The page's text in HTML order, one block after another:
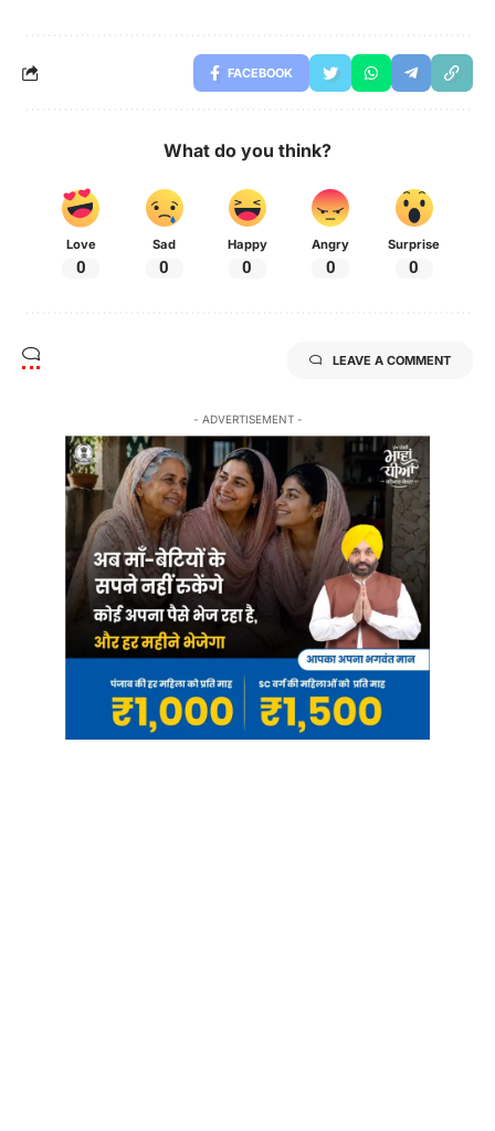
FACEBOOK
What do you think?
Love
0
Sad
0
Happy
0
Angry
0
Surprise
0
LEAVE A COMMENT
- ADVERTISEMENT -